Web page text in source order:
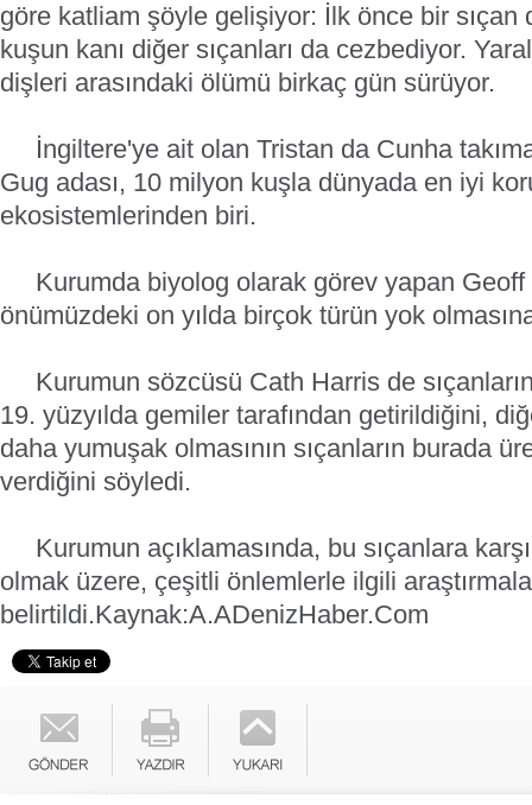
göre katliam şöyle gelişiyor: İlk önce bir sıçan
kuşun kanı diğer sıçanları da cezbediyor.
dişleri arasındaki ölümü birkaç gün sürüyor.
İngiltere'ye ait olan Tristan da Cunha
Gug adası, 10 milyon kuşla dünyada en iyi
ekosistemlerinden biri.
Kurumda biyolog olarak görev yapan Geoff
önümüzdeki on yılda birçok türün yok
Kurumun sözcüsü Cath Harris de
19. yüzyılda gemiler tarafından getirildiğini,
daha yumuşak olmasının sıçanların burada
verdiğini söyledi.
Kurumun açıklamasında, bu sıçanlara
olmak üzere, çeşitli önlemlerle ilgili
belirtildi.Kaynak:A.ADenizHaber.Com